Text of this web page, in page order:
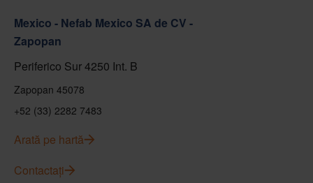
Mexico - Nefab Mexico SA de CV -
Zapopan
Periferico Sur 4250 Int. B
Zapopan 45078
+52 (33) 2282 7483
Arată pe hartă
Contactați